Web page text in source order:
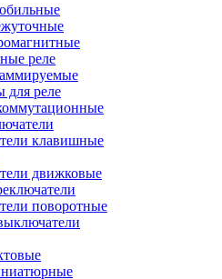
реле
для реле
клавишные
движковые
поворотные